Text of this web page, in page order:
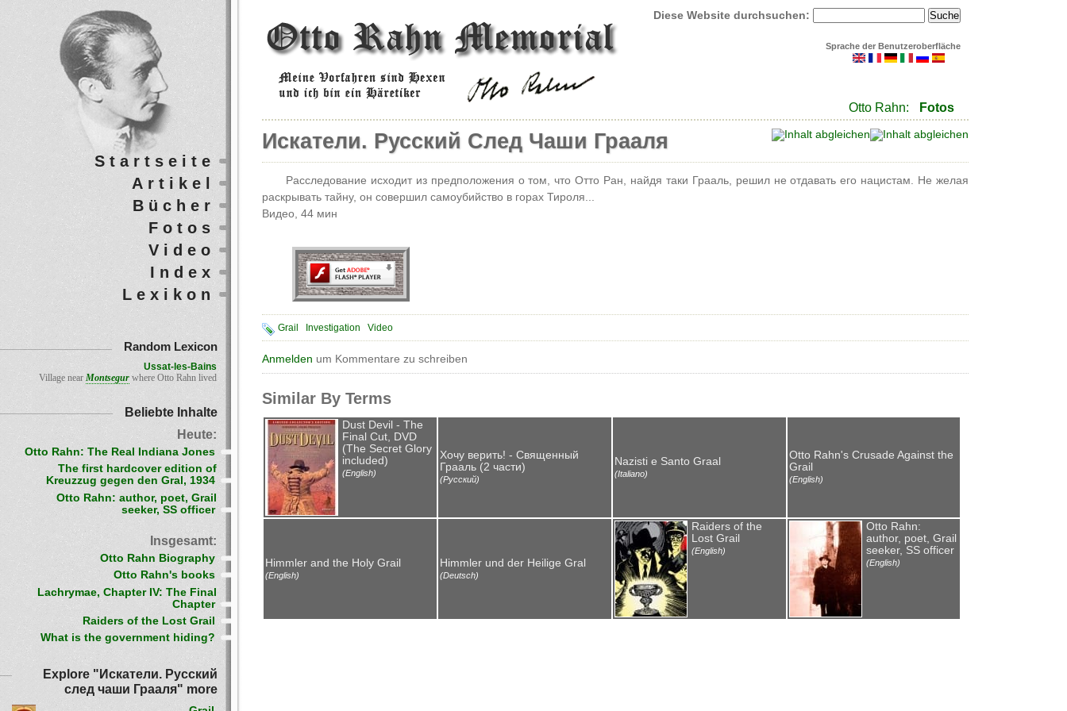
Diese Website durchsuchen:
Sprache der Benutzeroberfläche
Otto Rahn: Fotos
Искатели. Русский След Чаши Грааля
Расследование исходит из предположения о том, что Отто Ран, найдя таки Грааль, решил не отдавать его нацистам. Не желая
раскрывать тайну, он совершил самоубийство в горах Тироля...
Видео, 44 мин
Grail Investigation Video
Anmelden um Kommentare zu schreiben
Similar By Terms
Dust Devil - The
Final Cut, DVD
(The Secret Glory
included)
(English)
Хочу верить! - Священный
Грааль (2 части)
(Русский)
Nazisti e Santo Graal
(Italiano)
Otto Rahn's Crusade Against the
Grail
(English)
Himmler and the Holy Grail
(English)
Himmler und der Heilige Gral
(Deutsch)
Raiders of the
Lost Grail
(English)
Otto Rahn:
author, poet, Grail
seeker, SS officer
(English)
Startseite
Artikel
Bücher
Fotos
Video
Index
Lexikon
Random Lexicon
Ussat-les-Bains
Village near Montsegurwhere Otto Rahn lived
Beliebte Inhalte
Heute:
Otto Rahn: The Real Indiana Jones
The first hardcover edition of
Kreuzzug gegen den Gral, 1934
Otto Rahn: author, poet, Grail
seeker, SS officer
Insgesamt:
Otto Rahn Biography
Otto Rahn's books
Lachrymae, Chapter IV: The Final
Chapter
Raiders of the Lost Grail
What is the government hiding?
Explore "Искатели. Русский
след чаши Грааля" more